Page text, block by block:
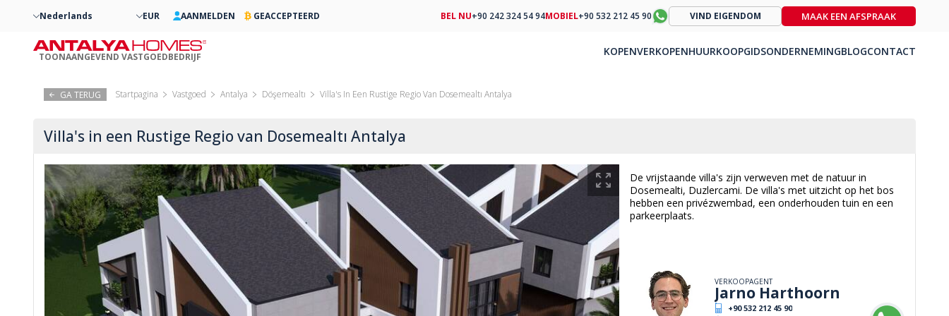
GA TERUG Startpagina Vastgoed Antalya Döşemealtı Villa's In Een Rustige Regio Van Dosemealtı Antalya
Villa's in een Rustige Regio van Dosemealtı Antalya
De vrijstaande villa's zijn verweven met de natuur in
Dosemealti, Duzlercami. De villa's met uitzicht op het bos
hebben een privézwembad, een onderhouden tuin en een
parkeerplaats.
VERKOOPAGENT
Jarno Harthoorn
+90 532 212 45 90
Nederlands EUR AANMELDEN GEACCEPTEERD
TOONAANGEVEND VASTGOEDBEDRIJF
BEL NU+90 242 324 54 94MOBIEL+90 532 212 45 90 VIND EIGENDOM MAAK EEN AFSPRAAK
KOPENVERKOPENHUURKOOPGIDSONDERNEMINGBLOGCONTACT